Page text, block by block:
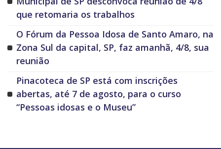
que retomaria os trabalhos
O Fórum da Pessoa Idosa de Santo Amaro, na
Zona Sul da capital, SP, faz amanhã, 4/8, sua
reunião
Pinacoteca de SP está com inscrições
abertas, até 7 de agosto, para o curso
“Pessoas idosas e o Museu”